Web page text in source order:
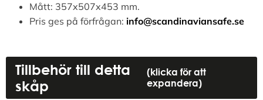
Mått: 357x507x453 mm.
Pris ges på förfrågan: info@scandinaviansafe.se
Tillbehör till detta
skåp
(klicka för att
expandera)
Alternative: